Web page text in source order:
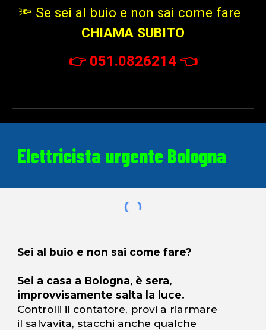
🔦 Se sei al buio e non sai come fare
CHIAMA SUBITO
👉 051.0826214 👈
Elettricista urgente Bologna
Sei al buio e non sai come fare?
Sei a casa a Bologna, è sera,
improvvisamente salta la luce.
Controlli il contatore, provi a riarmare
il salvavita, stacchi anche qualche